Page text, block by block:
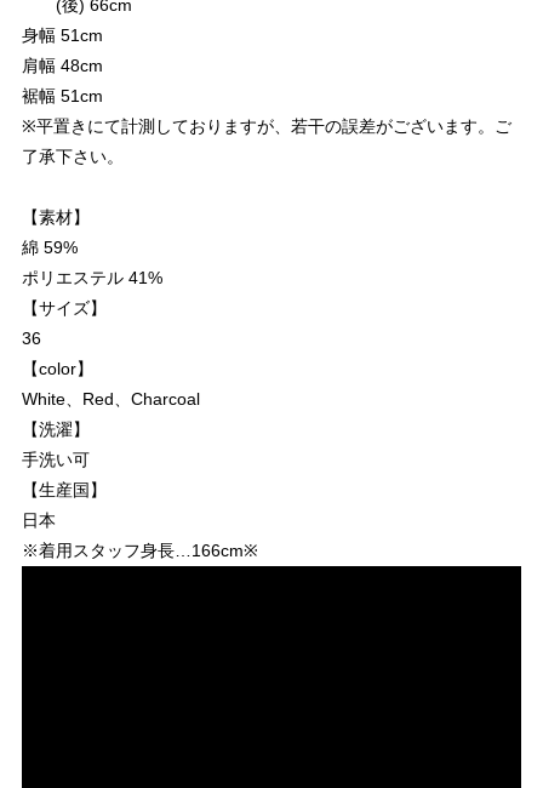
(後) 66cm
身幅 51cm
肩幅 48cm
裾幅 51cm
※平置きにて計測しておりますが、若干の誤差がございます。ご
了承下さい。
【素材】
綿 59%
ポリエステル 41%
【サイズ】
36
【color】
White、Red、Charcoal
【洗濯】
手洗い可
【生産国】
日本
※着用スタッフ身長…166cm※